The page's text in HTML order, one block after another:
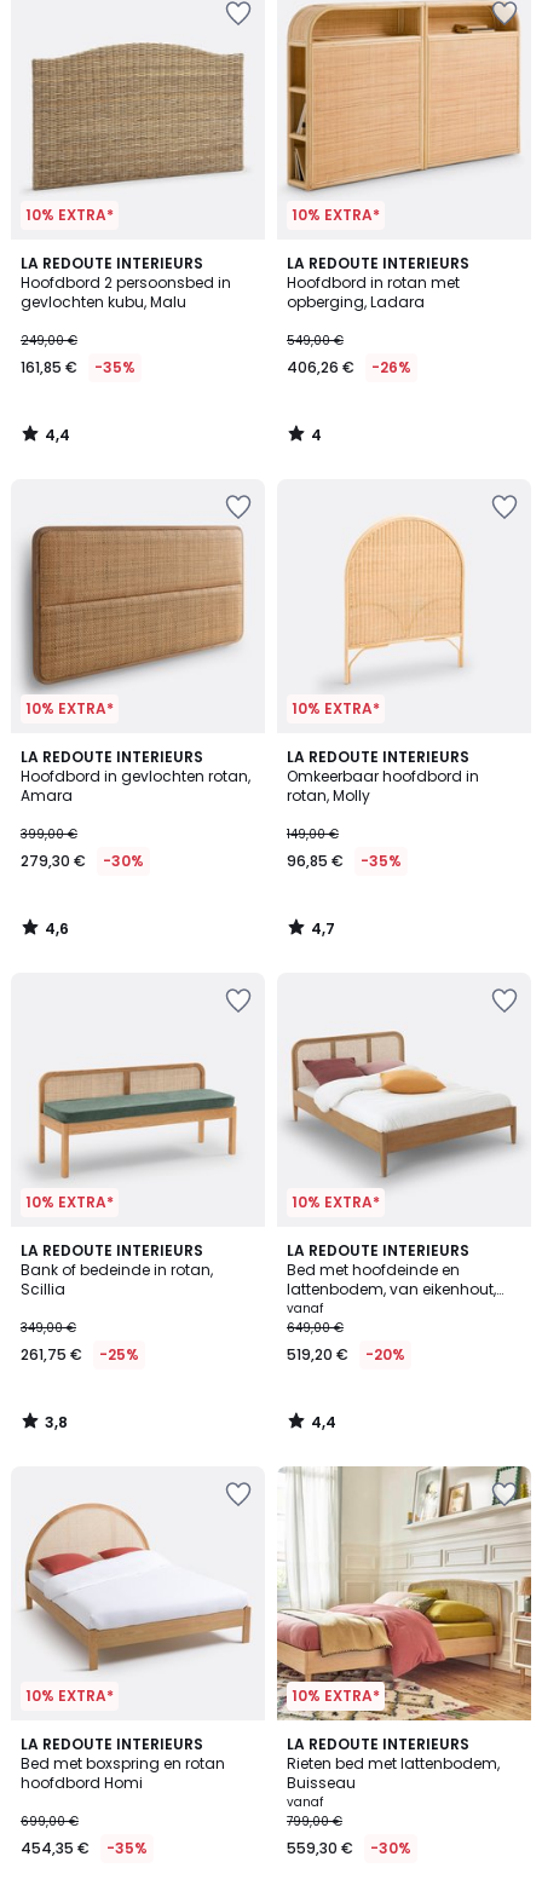
10% EXTRA*
LA REDOUTE INTERIEURS
Hoofdbord 2 persoonsbed in
gevlochten kubu, Malu
249,00 €
161,85 € -35%
4,4
/ 5
4,4
/
10% EXTRA*
LA REDOUTE INTERIEURS
Hoofdbord in rotan met
opberging, Ladara
549,00 €
406,26 € -26%
4
/
5
4
/
10% EXTRA*
LA REDOUTE INTERIEURS
Hoofdbord in gevlochten rotan,
Amara
399,00 €
279,30 € -30%
4,6
/ 5
4,6
/
10% EXTRA*
LA REDOUTE INTERIEURS
Omkeerbaar hoofdbord in
rotan, Molly
149,00 €
96,85 € -35%
4,7
/ 5
4,7
/
10% EXTRA*
LA REDOUTE INTERIEURS
Bank of bedeinde in rotan,
Scillia
349,00 €
261,75 € -25%
3,8
/ 5
3,8
/
10% EXTRA*
LA REDOUTE INTERIEURS
Bed met hoofdeinde en
lattenbodem, van eikenhout,
fineer en rotanriet, MADARA
vanaf
649,00 €
519,20 € -20%
4,4
/ 5
4,4
/
10% EXTRA*
LA REDOUTE INTERIEURS
Bed met boxspring en rotan
hoofdbord Homi
699,00 €
454,35 € -35%
5
/
5
10% EXTRA*
LA REDOUTE INTERIEURS
Rieten bed met lattenbodem,
Buisseau
vanaf
799,00 €
559,30 € -30%
3,8
/ 5